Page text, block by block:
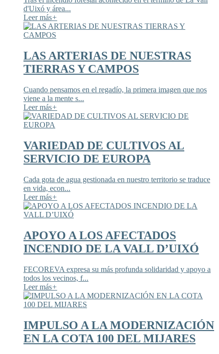
d'Uixó y área...
Leer más+
LAS ARTERIAS DE NUESTRAS
TIERRAS Y CAMPOS
Cuando pensamos en el regadío, la primera imagen que nos
viene a la mente s...
Leer más+
VARIEDAD DE CULTIVOS AL
SERVICIO DE EUROPA
Cada gota de agua gestionada en nuestro territorio se traduce
en vida, econ...
Leer más+
APOYO A LOS AFECTADOS
INCENDIO DE LA VALL D’UIXÓ
FECOREVA expresa su más profunda solidaridad y apoyo a
todos los vecinos, f...
Leer más+
IMPULSO A LA MODERNIZACIÓN
EN LA COTA 100 DEL MIJARES